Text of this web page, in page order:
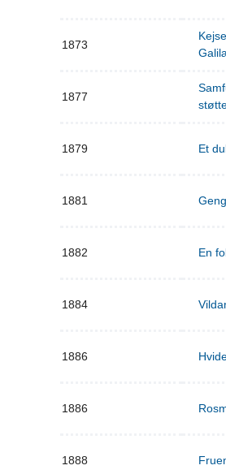
1873
1877
1879 Et
1881
1882 En
1884
1886
1886
1888